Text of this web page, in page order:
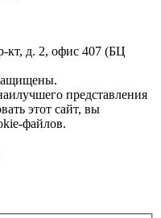
кт, д. 2, офис 407 (БЦ
представления
этот сайт, вы
файлов.